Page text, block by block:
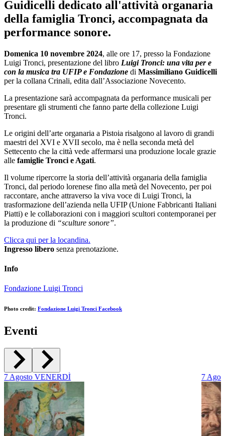
Guidicelli dedicato all'attività organaria
della famiglia Tronci, accompagnata da
performance sonore.
Domenica 10 novembre 2024, alle ore 17, presso la Fondazione
Luigi Tronci, presentazione del libro Luigi Tronci: una vita per e
con la musica tra UFIP e Fondazione di Massimiliano Guidicelli
per la collana Crinali, edita dall’Associazione Novecento.
La presentazione sarà accompagnata da performance musicali per
presentare gli strumenti che fanno parte della collezione Luigi
Tronci.
Le origini dell’arte organaria a Pistoia risalgono al lavoro di grandi
maestri del XVI e XVII secolo, ma è nella seconda metà del
Settecento che la città vede affermarsi una produzione locale grazie
alle famiglie Tronci e Agati.
Il volume ripercorre la storia dell’attività organaria della famiglia
Tronci, dal periodo lorenese fino alla metà del Novecento, per poi
raccontare, anche attraverso la viva voce di Luigi Tronci, la
trasformazione dell’azienda nella UFIP (Unione Fabbricanti Italiani
Piatti) e le collaborazioni con i maggiori scultori contemporanei per
la produzione di “sculture sonore”.
Clicca qui per la locandina.
Ingresso libero senza prenotazione.
Info
Fondazione Luigi Tronci
Photo credit: Fondazione Luigi Tronci Facebook
Eventi
7Agosto VENERDÌ 7